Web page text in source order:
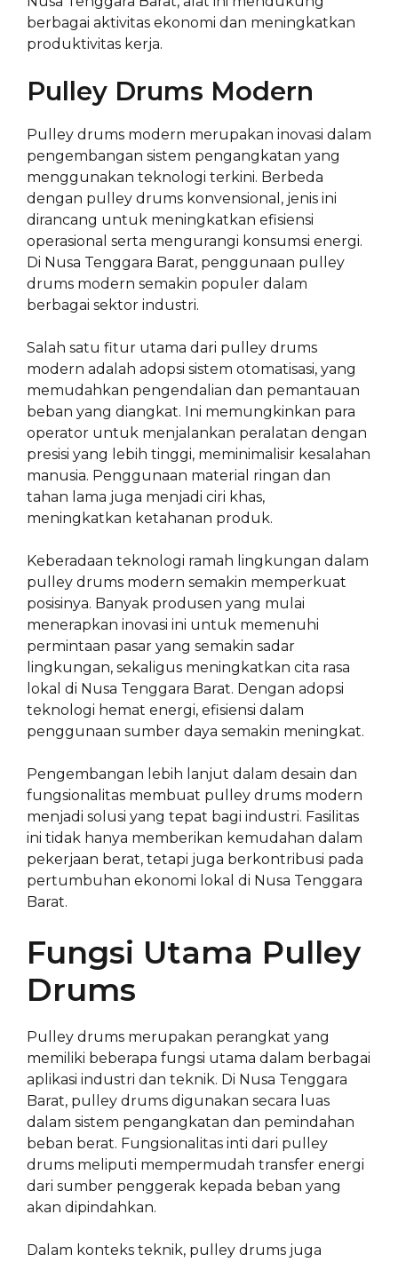
berbagai aktivitas ekonomi dan meningkatkan
produktivitas kerja.
Pulley Drums Modern
Pulley drums modern merupakan inovasi dalam
pengembangan sistem pengangkatan yang
menggunakan teknologi terkini. Berbeda
dengan pulley drums konvensional, jenis ini
dirancang untuk meningkatkan efisiensi
operasional serta mengurangi konsumsi energi.
Di Nusa Tenggara Barat, penggunaan pulley
drums modern semakin populer dalam
berbagai sektor industri.
Salah satu fitur utama dari pulley drums
modern adalah adopsi sistem otomatisasi, yang
memudahkan pengendalian dan pemantauan
beban yang diangkat. Ini memungkinkan para
operator untuk menjalankan peralatan dengan
presisi yang lebih tinggi, meminimalisir kesalahan
manusia. Penggunaan material ringan dan
tahan lama juga menjadi ciri khas,
meningkatkan ketahanan produk.
Keberadaan teknologi ramah lingkungan dalam
pulley drums modern semakin memperkuat
posisinya. Banyak produsen yang mulai
menerapkan inovasi ini untuk memenuhi
permintaan pasar yang semakin sadar
lingkungan, sekaligus meningkatkan cita rasa
lokal di Nusa Tenggara Barat. Dengan adopsi
teknologi hemat energi, efisiensi dalam
penggunaan sumber daya semakin meningkat.
Pengembangan lebih lanjut dalam desain dan
fungsionalitas membuat pulley drums modern
menjadi solusi yang tepat bagi industri. Fasilitas
ini tidak hanya memberikan kemudahan dalam
pekerjaan berat, tetapi juga berkontribusi pada
pertumbuhan ekonomi lokal di Nusa Tenggara
Barat.
Fungsi Utama Pulley
Drums
Pulley drums merupakan perangkat yang
memiliki beberapa fungsi utama dalam berbagai
aplikasi industri dan teknik. Di Nusa Tenggara
Barat, pulley drums digunakan secara luas
dalam sistem pengangkatan dan pemindahan
beban berat. Fungsionalitas inti dari pulley
drums meliputi mempermudah transfer energi
dari sumber penggerak kepada beban yang
akan dipindahkan.
Dalam konteks teknik, pulley drums juga